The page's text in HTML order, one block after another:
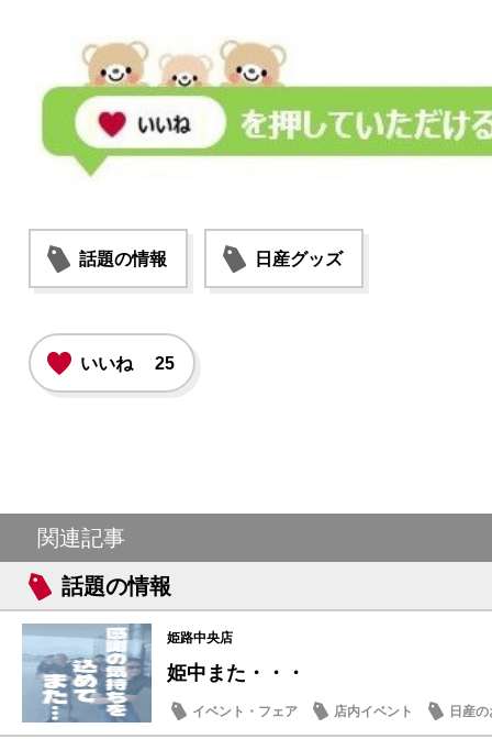
話題の情報 日産グッズ
いいね 25
関連記事
話題の情報
姫路中央店
姫中また・・・
イベント・フェア 店内イベント 日産